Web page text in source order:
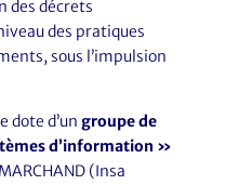
des décrets
des pratiques
sous l’impulsion
dote d’un groupe de
d’information »
(Insa